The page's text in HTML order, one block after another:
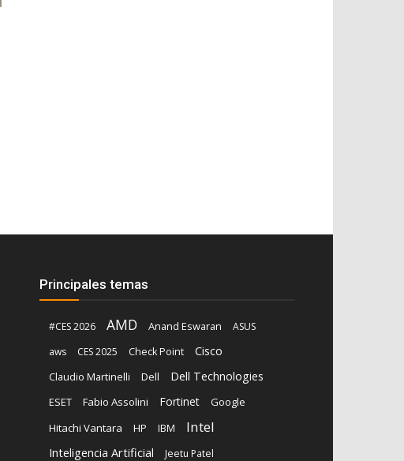
Principales temas
#CES 2026 AMD Anand Eswaran
ASUS
aws
CES 2025 Check Point Cisco
Claudio Martinelli Dell Dell Technologies
ESET Fabio Assolini Fortinet
Google
Hitachi Vantara
HP IBM Intel
Inteligencia Artificial Jeetu Patel